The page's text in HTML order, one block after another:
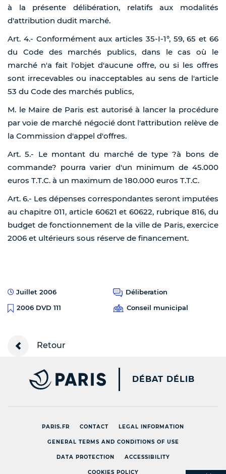
à la présente délibération, relatifs aux modalités
d'attribution dudit marché.
Art. 4.- Conformément aux articles 35-I-1°, 59, 65 et 66
du Code des marchés publics, dans le cas où le
marché n'a fait l'objet d'aucune offre, ou si les offres
sont irrecevables ou inacceptables au sens de l'article
53 du Code des marchés publics,
M. le Maire de Paris est autorisé à lancer la procédure
par voie de marché négocié dont l'attribution relève de
la Commission d'appel d'offres.
Art. 5.- Le montant du marché de type ?à bons de
commande? pourra varier d'un minimum de 45.000
euros T.T.C. à un maximum de 180.000 euros T.T.C.
Art. 6.- Les dépenses correspondantes seront imputées
au chapitre 011, article 60621 et 60622, rubrique 816, du
budget de fonctionnement de la ville de Paris, exercice
2006 et ultérieurs sous réserve de financement.
Juillet 2006
Déliberation
2006 DVD 111
Conseil municipal
Retour
PARIS.FR [NEW
DÉBAT DÉLIB
PARIS.FR CONTACT LEGAL INFORMATION
GENERAL TERMS AND CONDITIONS OF USE
DATA PROTECTION ACCESSIBILITY
COOKIES POLICY